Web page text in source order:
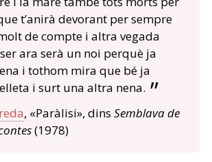
t’anirà devorant per sempre
de compte i altra vegada
ara serà un noi perquè ja
i tothom mira que bé ja
i surt una altra nena.
, «Paràlisi», dins Semblava de
(1978)